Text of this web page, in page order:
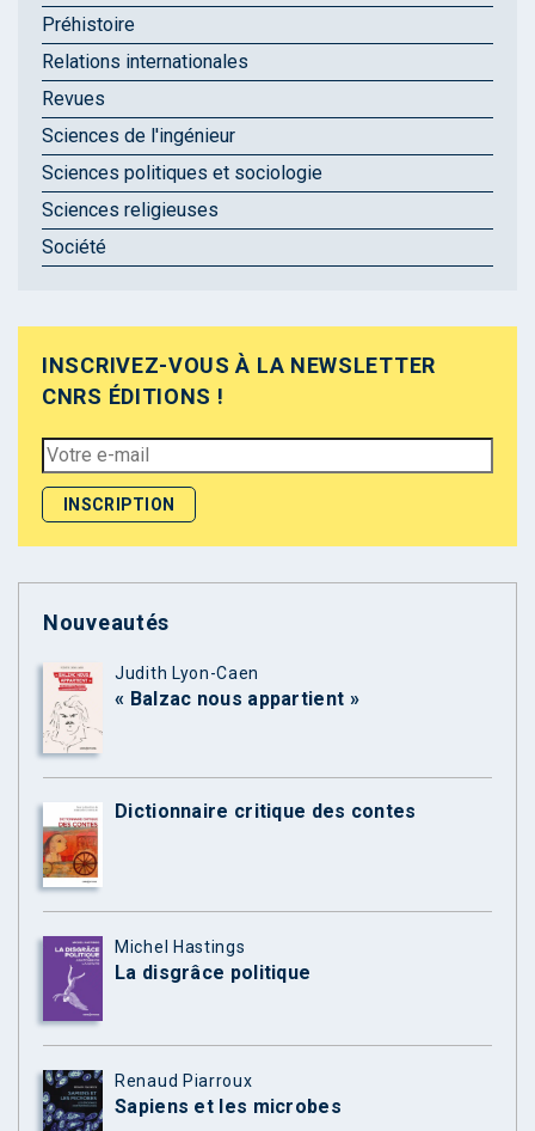
Préhistoire
Relations internationales
Revues
Sciences de l'ingénieur
Sciences politiques et sociologie
Sciences religieuses
Société
INSCRIVEZ-VOUS À LA NEWSLETTER
CNRS ÉDITIONS !
Nouveautés
Judith Lyon-Caen
« Balzac nous appartient »
Dictionnaire critique des contes
Michel Hastings
La disgrâce politique
Renaud Piarroux
Sapiens et les microbes